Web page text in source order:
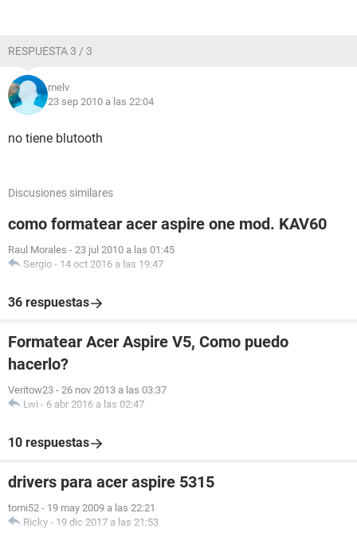
RESPUESTA 3 / 3
melv
23 sep 2010 a las 22:04
no tiene blutooth
Discusiones similares
como formatear acer aspire one mod. KAV60
Raul Morales - 23 jul 2010 a las 01:45
Sergio - 14 oct 2016 a las 19:47
36 respuestas
Formatear Acer Aspire V5, Como puedo
hacerlo?
Veritow23 - 26 nov 2013 a las 03:37
Lwi - 6 abr 2016 a las 02:47
10 respuestas
drivers para acer aspire 5315
tomi52 - 19 may 2009 a las 22:21
Ricky - 19 dic 2017 a las 21:53